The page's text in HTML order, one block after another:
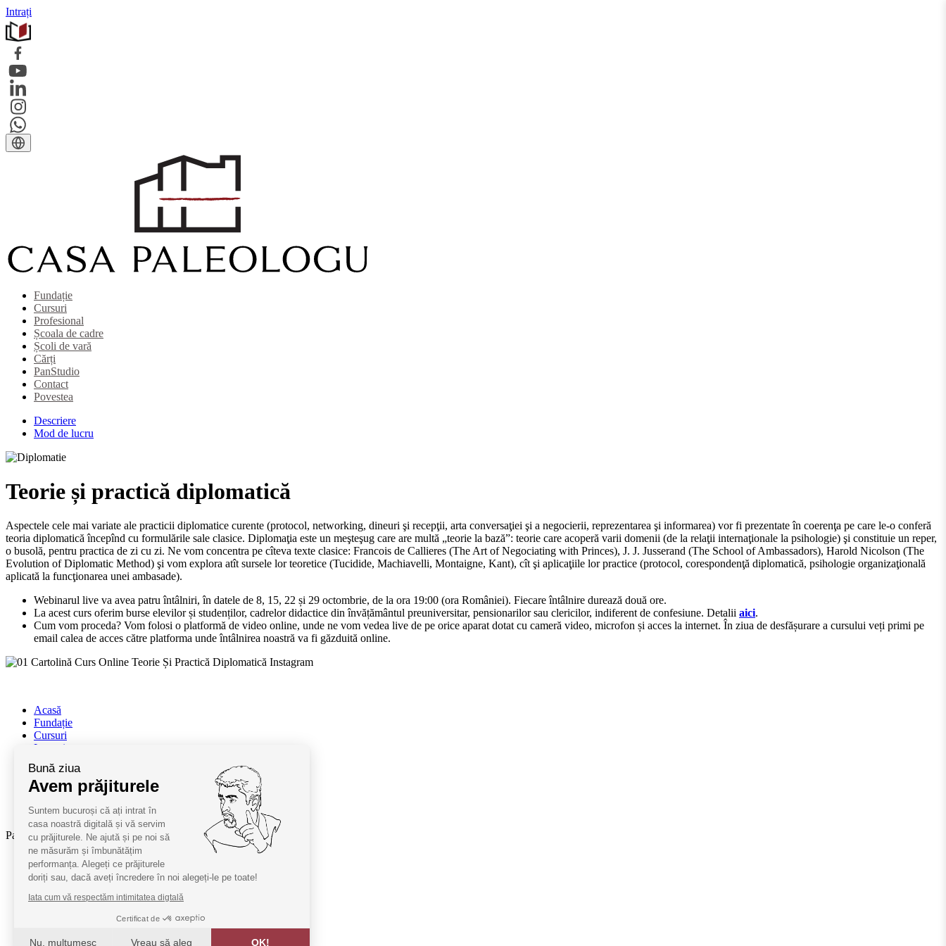
Intrați
Fundație
Cursuri
Profesional
Școala de cadre
Școli de vară
Cărți
PanStudio
Contact
Povestea
Descriere
Mod de lucru
Teorie și practică diplomatică
Aspectele cele mai variate ale practicii diplomatice curente (protocol, networking, dineuri şi recepţii, arta conversaţiei şi a negocierii, reprezentarea şi informarea) vor fi prezentate în coerenţa pe care le-o conferă
teoria diplomatică începînd cu formulările sale clasice. Diplomaţia este un meşteşug care are multă „teorie la bază”: teorie care acoperă varii domenii (de la relaţii internaţionale la psihologie) şi constituie un reper,
o busolă, pentru practica de zi cu zi. Ne vom concentra pe cîteva texte clasice: Francois de Callieres (The Art of Negociating with Princes), J. J. Jusserand (The School of Ambassadors), Harold Nicolson (The
Evolution of Diplomatic Method) şi vom explora atît sursele lor teoretice (Tucidide, Machiavelli, Montaigne, Kant), cît şi aplicaţiile lor practice (protocol, corespondenţă diplomatică, psihologie organizaţională
aplicată la funcţionarea unei ambasade).
Webinarul live va avea patru întâlniri, în datele de 8, 15, 22 și 29 octombrie, de la ora 19:00 (ora României). Fiecare întâlnire durează două ore.
La acest curs oferim burse elevilor și studenților, cadrelor didactice din învățământul preuniversitar, pensionarilor sau clericilor, indiferent de confesiune. Detalii aici.
Cum vom proceda? Vom folosi o platformă de video online, unde ne vom vedea live de pe orice aparat dotat cu cameră video, microfon și acces la internet. În ziua de desfășurare a cursului veți primi pe
email calea de acces către platforma unde întâlnirea noastră va fi găzduită online.
Acasă
Fundație
Cursuri
Lectori
Termeni și condiții
Cum deveniți oaspeți
SAL ANPC
Parteneri:
Radio Guerilla
RSM Romania
Barrier România
KPMG
Bună ziua
Avem prăjiturele
Suntem bucuroși că ați intrat în
casa noastră digitală și vă servim
cu prăjiturele. Ne ajută și pe noi să
ne măsurăm și îmbunătățim
performanța. Alegeți ce prăjiturele
doriți sau, dacă aveți încredere în noi alegeți-le pe toate!
Iata cum vă respectăm intimitatea digtală
Certificat de
Nu, mulțumesc Vreau să aleg OK!